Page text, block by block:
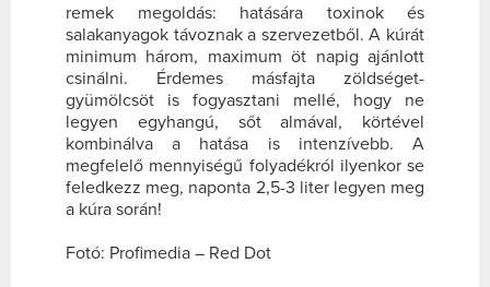
remek megoldás: hatására toxinok és
salakanyagok távoznak a szervezetből. A kúrát
minimum három, maximum öt napig ajánlott
csinálni. Érdemes másfajta zöldséget-
gyümölcsöt is fogyasztani mellé, hogy ne
legyen egyhangú, sőt almával, körtével
kombinálva a hatása is intenzívebb. A
megfelelő mennyiségű folyadékról ilyenkor se
feledkezz meg, naponta 2,5-3 liter legyen meg
a kúra során!
Fotó: Profimedia – Red Dot